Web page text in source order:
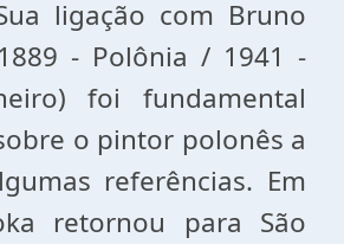
ligação com Bruno
- Polônia / 1941 -
foi fundamental
o pintor polonês a
referências. Em
retornou para São